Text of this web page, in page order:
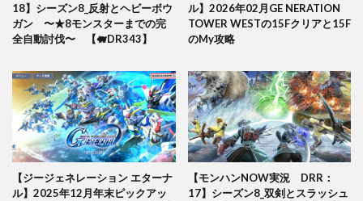
18】シーズン8_反射とヘビーボウ
ガン 〜★8モンスターまでの完
全自動討伐〜 【🐖DR343】
ル】2026年02月GE NERATION
TOWER WESTの15Fクリアと15F
のMy攻略
【ジージェネレーション エターナ
ル】2025年12月年末ピックアッ
【モンハンNOW実況 DRR：
17】シーズン8_双剣とスラッシュ